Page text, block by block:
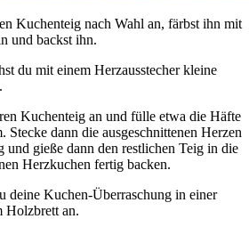
Kuchenteig nach Wahl an, färbst ihn mit
und backst ihn.
du mit einem Herzausstecher kleine
Kuchenteig an und fülle etwa die Häfte
Stecke dann die ausgeschnittenen Herzen
und gieße dann den restlichen Teig in die
Herzkuchen fertig backen.
deine Kuchen-Überraschung in einer
Holzbrett an.